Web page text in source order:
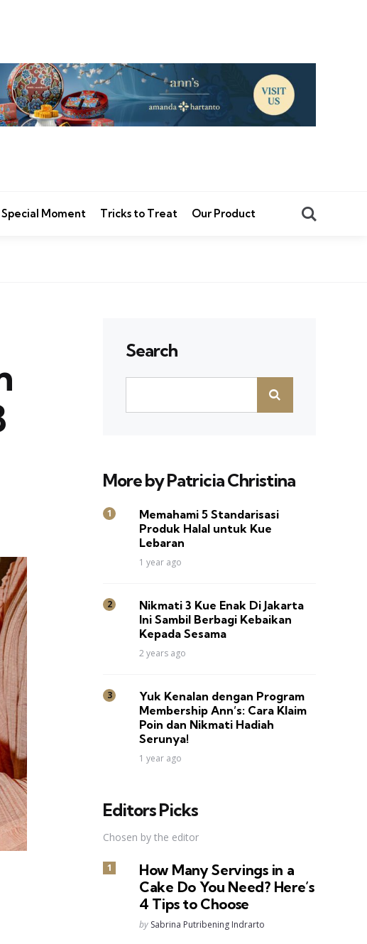
Special Moment Tricks to Treat Our Product
Search
More by Patricia Christina
Memahami 5 Standarisasi
Produk Halal untuk Kue
Lebaran
1 year ago
Nikmati 3 Kue Enak Di Jakarta
Ini Sambil Berbagi Kebaikan
Kepada Sesama
2 years ago
Yuk Kenalan dengan Program
Membership Ann’s: Cara Klaim
Poin dan Nikmati Hadiah
Serunya!
1 year ago
Editors Picks
Chosen by the editor
How Many Servings in a
Cake Do You Need? Here’s
4 Tips to Choose
Posted
by Sabrina Putribening Indrarto